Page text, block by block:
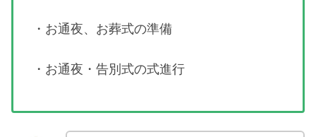
・お通夜、お葬式の準備
・お通夜・告別式の式進行